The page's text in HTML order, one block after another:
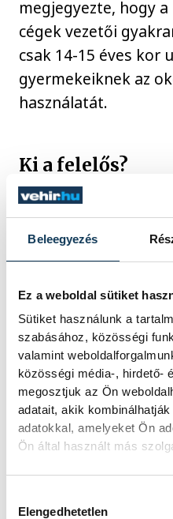
Beleegyezés
Ez a weboldal sütiket
Sütiket használunk a
szabásához, közösségi
valamint
közösségi média-, hirdető-
megosztjuk az Ön
adatait, akik
adatokkal, amelyeket Ön
Ön által használt más
Elengedhetetlen
megjegyezte, hogy
cégek vezetői
csak 14-15 éves kor
gyermekeiknek az
használatát.
Ki a felelős?
eleme, hogy a
a szolgáltatókra. A
fenyegetik súlyos
tartják be a
globális trendekkel,
szabályozások célja
folyamatot,
gyermekek